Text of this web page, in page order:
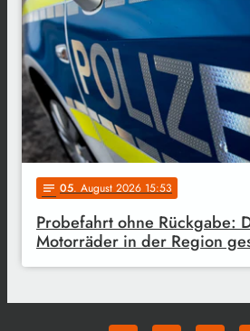
notes 05. August 2026 15:53
Probefahrt ohne Rückgabe:
Motorräder in der Region